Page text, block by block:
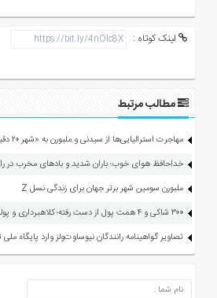
لینک کوتاه :
مطالب مرتبط
مهاجرت استرالیایی‌ها از سیدنی و ملبورن به «شهر ۲۰ دقیقه‌ای»
خداحافظ هوای خوب؛ باران شدید و بادهای مخرب در
ملبورن سومین شهر برتر جهان برای زندگی نسل Z
۳۰۰ شاکی و ۴ همت پول از دست رفته؛ کلاهبرداری و پولشویی در قالب شرکت مهاجرتی
تصاویر گواهینامه رانندگان نیوساوت‌ولز وارد
ارسال دیدگاه